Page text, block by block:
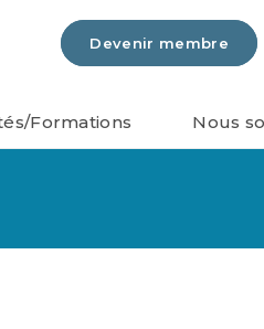
Devenir membre
Formations Nous